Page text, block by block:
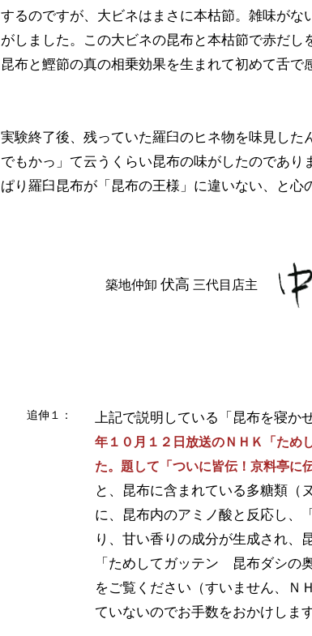
するのですが、大ビネはまさに本枯節。雑味が
がしました。この大ビネの昆布と本枯節で赤だし
昆布と鰹節の真の相乗効果を生まれて初めて舌で
実験終了後、残っていた羅臼のヒネ物を味見し
でもかっ」て云うくらい昆布の味がしたのであり
ぱり羅臼昆布が「昆布の王様」に違いない、と心
築地仲卸 伏高 三代目店主
追伸１： 上記で説明している「昆布を寝か
年１０月１２日放送のＮＨＫ「ため
た。題して「ついに皆伝！京料亭に
と、昆布に含まれている多糖類（
に、昆布内のアミノ酸と反応し、
り、甘い香りの成分が生成され、
「ためしてガッテン 昆布ダシの
をご覧ください（すいません、Ｎ
ていないのでお手数をおかけします